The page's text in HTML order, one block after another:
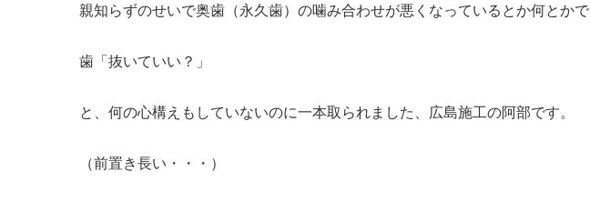
親知らずのせいで奥歯（永久歯）の噛み合わせが悪くなっているとか何とかで
歯「抜いていい？」
と、何の心構えもしていないのに一本取られました、広島施工の阿部です。
（前置き長い・・・）